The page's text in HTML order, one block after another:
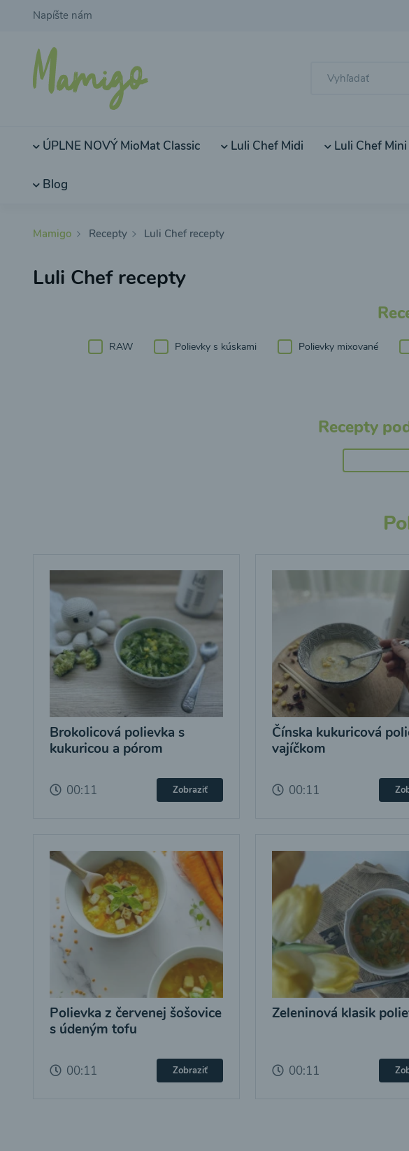
Napíšte nám
ÚPLNE NOVÝ MioMat Classic Luli Chef Midi Luli Chef Mini
Blog
Mamigo Recepty Luli Chef recepty
Luli Chef recepty
RAW Polievky s kúskami Polievky mixované
Recepty
Brokolicová polievka s
kukuricou a pórom
00:11 Zobraziť
Čínska kukuricová
vajíčkom
00:11
Polievka z červenej šošovice
s údeným tofu
00:11 Zobraziť
Zeleninová klasik
00:11